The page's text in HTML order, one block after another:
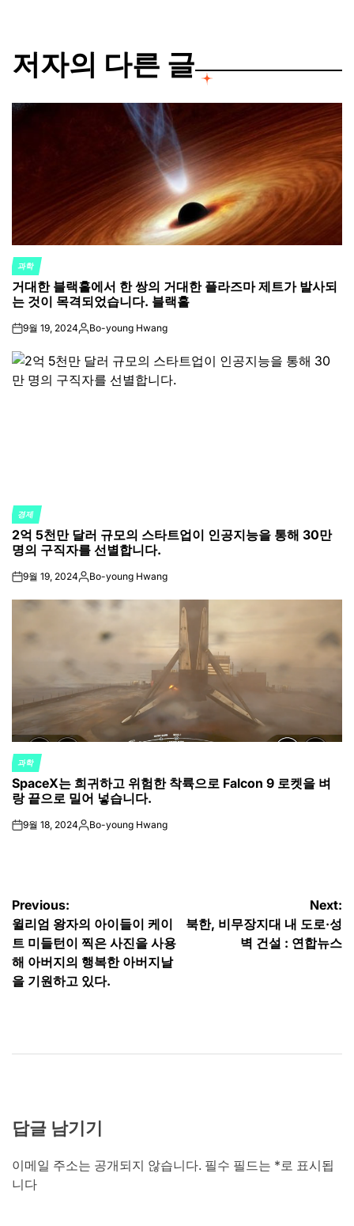
저자의 다른 글
POSTED
IN
과학
거대한 블랙홀에서 한 쌍의 거대한 플라즈마 제트가 발사되
는 것이 목격되었습니다. 블랙홀
on9월 19, 2024Posted
Bo-young Hwang
POSTED
IN
경제
2억 5천만 달러 규모의 스타트업이 인공지능을 통해 30만
명의 구직자를 선별합니다.
on9월 19, 2024Posted
Bo-young Hwang
POSTED
IN
과학
SpaceX는 희귀하고 위험한 착륙으로 Falcon 9 로켓을 벼
랑 끝으로 밀어 넣습니다.
on9월 18, 2024Posted
Bo-young Hwang
글
탐
색
Previous:
윌리엄 왕자의 아이들이 케이
트 미들턴이 찍은 사진을 사용
해 아버지의 행복한 아버지날
을 기원하고 있다.
Next:
북한, 비무장지대 내 도로·성
벽 건설 : 연합뉴스
답글 남기기
이메일 주소는 공개되지 않습니다. 필수 필드는 *로 표시됩
니다